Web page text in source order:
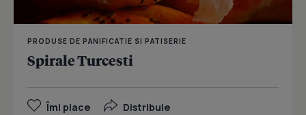
PRODUSE DE PANIFICATIE SI PATISERIE
Spirale Turcesti
Îmi place Distribuie